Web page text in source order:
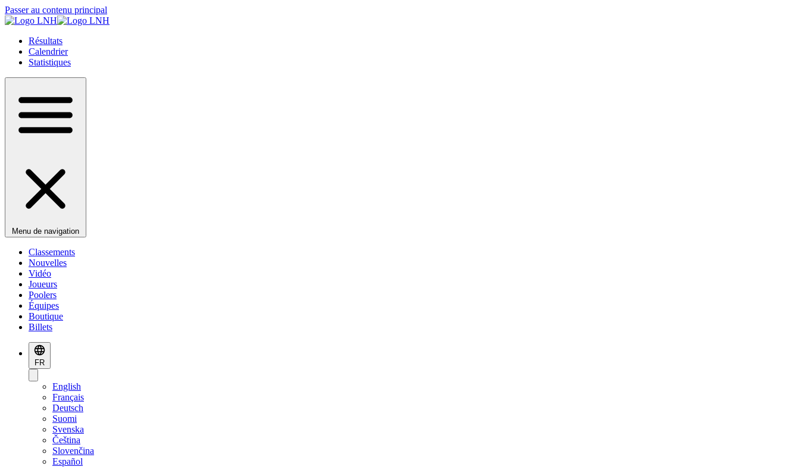
Passer au contenu principal
Résultats
Calendrier
Statistiques
Menu de navigation
Classements
Nouvelles
Vidéo
Joueurs
Poolers
Équipes
Boutique
Billets
FR
English
Français
Deutsch
Suomi
Svenska
Čeština
Slovenčina
Español